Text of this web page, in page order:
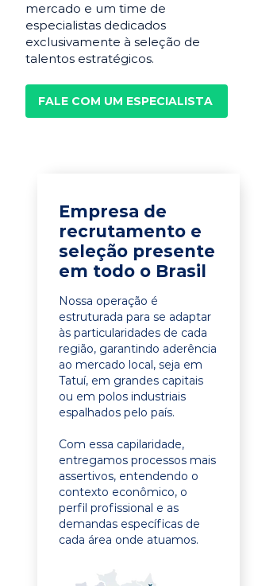
mercado e um time de
especialistas dedicados
exclusivamente à seleção de
talentos estratégicos.
FALE COM UM ESPECIALISTA
Empresa de
recrutamento e
seleção presente
em todo o Brasil
Nossa operação é
estruturada para se adaptar
às particularidades de cada
região, garantindo aderência
ao mercado local, seja em
Tatuí, em grandes capitais
ou em polos industriais
espalhados pelo país.
Com essa capilaridade,
entregamos processos mais
assertivos, entendendo o
contexto econômico, o
perfil profissional e as
demandas específicas de
cada área onde atuamos.